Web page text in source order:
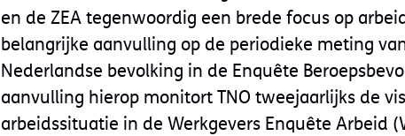
en de ZEA tegenwoordig een brede focus op
belangrijke aanvulling op de periodieke meting
Nederlandse bevolking in de Enquête
aanvulling hierop monitort TNO tweejaarlijks de
arbeidssituatie in de Werkgevers Enquête Arbeid